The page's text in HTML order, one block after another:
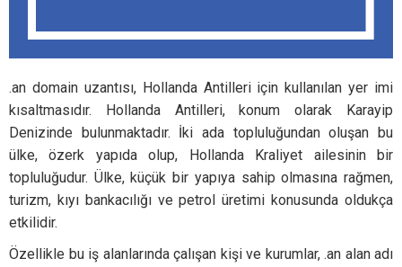
.an domain uzantısı, Hollanda Antilleri için kullanılan yer imi
kısaltmasıdır. Hollanda Antilleri, konum olarak Karayip
Denizinde bulunmaktadır. İki ada topluluğundan oluşan bu
ülke, özerk yapıda olup, Hollanda Kraliyet ailesinin bir
topluluğudur. Ülke, küçük bir yapıya sahip olmasına rağmen,
turizm, kıyı bankacılığı ve petrol üretimi konusunda oldukça
etkilidir.
Özellikle bu iş alanlarında çalışan kişi ve kurumlar, .an alan adı